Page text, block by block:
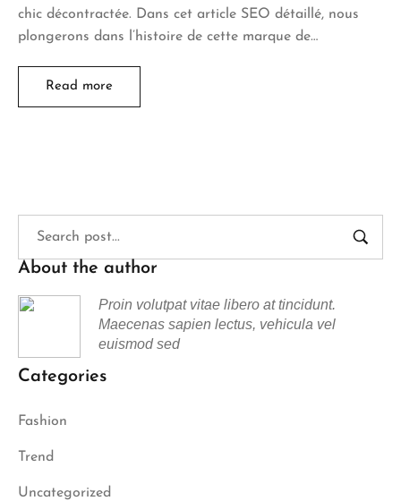
chic décontractée. Dans cet article SEO détaillé, nous
plongerons dans l’histoire de cette marque de…
Read more
About the author
Proin volutpat vitae libero at tincidunt.
Maecenas sapien lectus, vehicula vel
euismod sed
Categories
Fashion
Trend
Uncategorized